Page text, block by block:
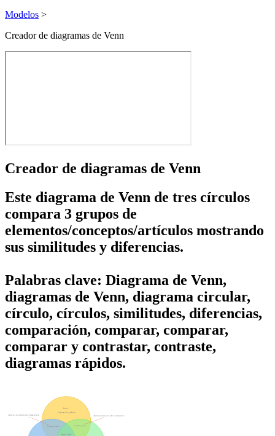
Modelos >
Creador de diagramas de Venn
Creador de diagramas de Venn
Este diagrama de Venn de tres círculos
compara 3 grupos de
elementos/conceptos/artículos mostrando
sus similitudes y diferencias.
Palabras clave: Diagrama de Venn,
diagramas de Venn, diagrama circular,
círculo, círculos, similitudes, diferencias,
comparación, comparar, comparar,
comparar y contrastar, contraste,
diagramas rápidos.